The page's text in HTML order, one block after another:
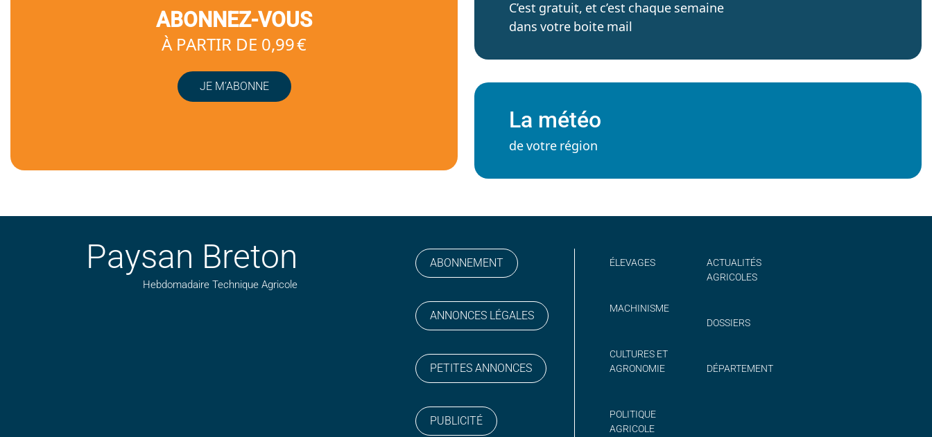
ABONNEZ-VOUS
À PARTIR DE 0,99 €
JE M’ABONNE
C’est gratuit, et c’est chaque semaine
dans votre boite mail
La météo
de votre région
Paysan Breton
Hebdomadaire Technique Agricole
ABONNEMENT
ANNONCES LÉGALES
PETITES ANNONCES
PUBLICITÉ
ÉLEVAGES
MACHINISME
CULTURES ET
AGRONOMIE
POLITIQUE
AGRICOLE
ACTUALITÉS
AGRICOLES
DOSSIERS
DÉPARTEMENT